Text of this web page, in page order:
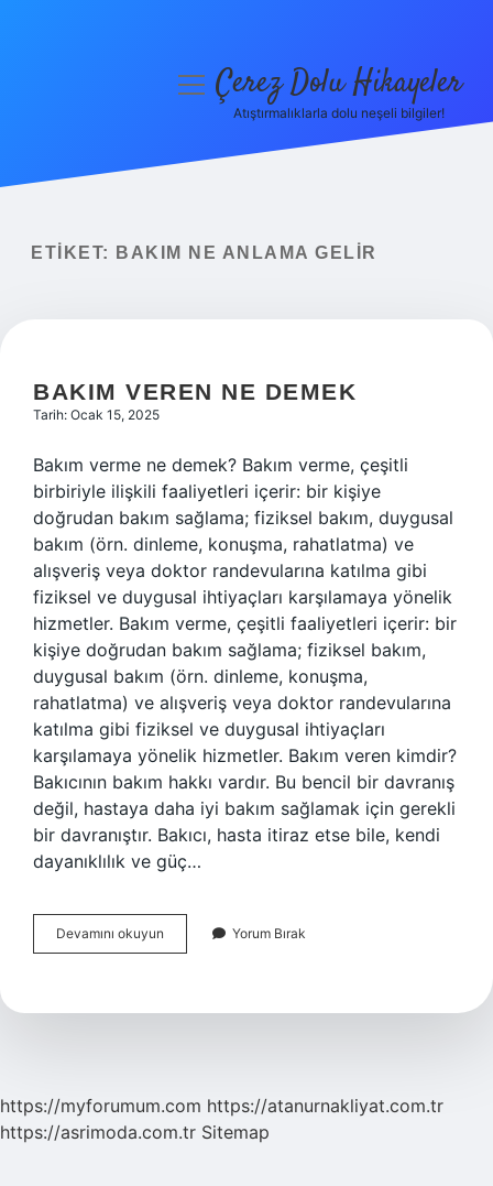
Yasal Uyarı
menüyüÇerez Dolu Hikayeler
Atıştırmalıklarla dolu neşeli bilgiler!
ETIKET: BAKIM NE ANLAMA GELIR
BAKIM VEREN NE DEMEK
Tarih: Ocak 15, 2025
Bakım verme ne demek? Bakım verme, çeşitli
birbiriyle ilişkili faaliyetleri içerir: bir kişiye
doğrudan bakım sağlama; fiziksel bakım, duygusal
bakım (örn. dinleme, konuşma, rahatlatma) ve
alışveriş veya doktor randevularına katılma gibi
fiziksel ve duygusal ihtiyaçları karşılamaya yönelik
hizmetler. Bakım verme, çeşitli faaliyetleri içerir: bir
kişiye doğrudan bakım sağlama; fiziksel bakım,
duygusal bakım (örn. dinleme, konuşma,
rahatlatma) ve alışveriş veya doktor randevularına
katılma gibi fiziksel ve duygusal ihtiyaçları
karşılamaya yönelik hizmetler. Bakım veren kimdir?
Bakıcının bakım hakkı vardır. Bu bencil bir davranış
değil, hastaya daha iyi bakım sağlamak için gerekli
bir davranıştır. Bakıcı, hasta itiraz etse bile, kendi
dayanıklılık ve güç…
Devamını okuyun
Veren
Yorum Bırak
https://myforumum.com https://atanurnakliyat.com.tr
https://asrimoda.com.tr Sitemap